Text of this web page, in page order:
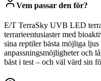
Vem passar den för?
E/T TerraSky UVB LED
terrarieentusiaster med
sina reptiler bästa möjliga
anpassningsmöjligheter och
bäst i test – och väl värd sin